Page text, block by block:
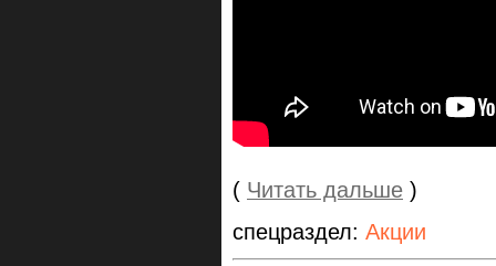
( Читать дальше )
спецраздел: Акции